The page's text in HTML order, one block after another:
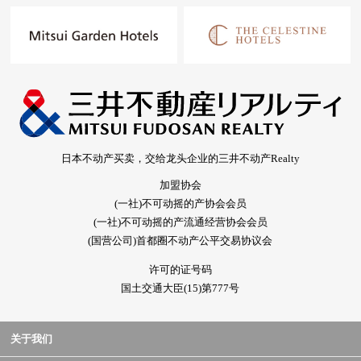
日本不动产买卖，交给龙头企业的三井不动产Realty
加盟协会
(一社)不可动摇的产协会会员
(一社)不可动摇的产流通经营协会会员
(国营公司)首都圈不动产公平交易协议会
许可的证号码
国土交通大臣(15)第777号
关于我们